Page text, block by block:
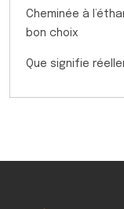
Cheminée à
bon choix
Que signifie